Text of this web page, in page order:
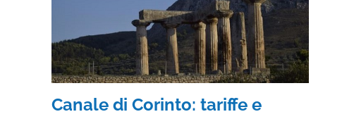
Canale di Corinto: tariffe e